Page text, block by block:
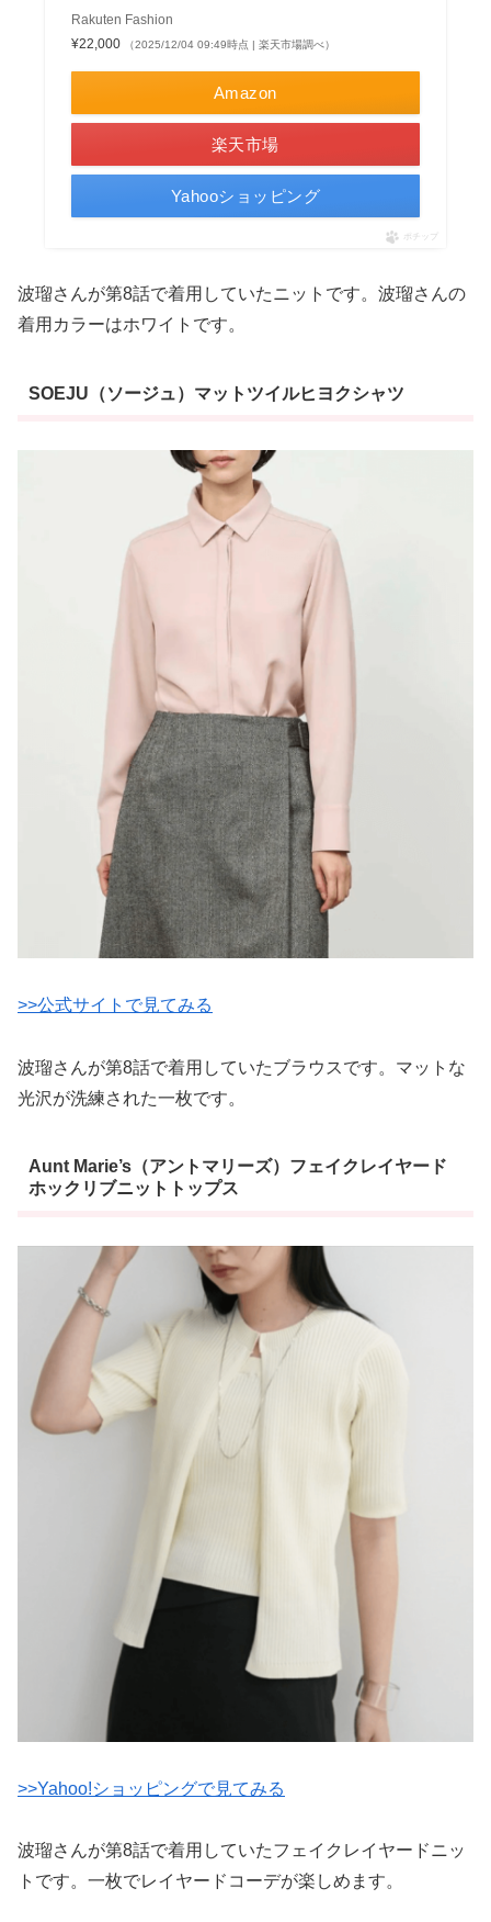
Rakuten Fashion
¥22,000
（2025/12/04 09:49時点 | 楽天市場調べ）
Amazon
楽天市場
Yahooショッピング
ポチップ
波瑠さんが第8話で着用していたニットです。波瑠さんの
着用カラーはホワイトです。
SOEJU（ソージュ）マットツイルヒヨクシャツ
>>公式サイトで見てみる
波瑠さんが第8話で着用していたブラウスです。マットな
光沢が洗練された一枚です。
Aunt Marie’s（アントマリーズ）フェイクレイヤード
ホックリブニットトップス
>>Yahoo!ショッピングで見てみる
波瑠さんが第8話で着用していたフェイクレイヤードニッ
トです。一枚でレイヤードコーデが楽しめます。